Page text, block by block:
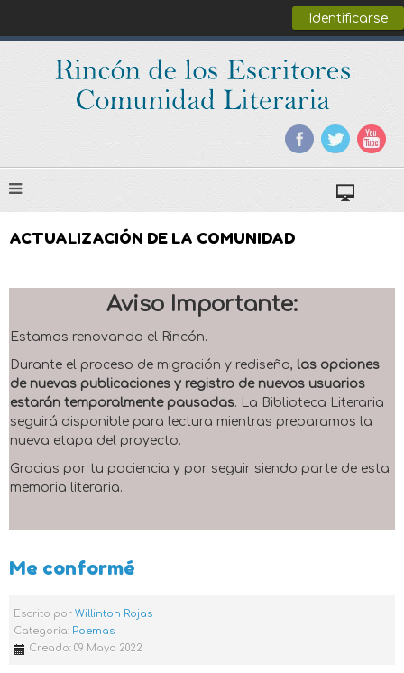
Identificarse
ACTUALIZACIÓN DE LA COMUNIDAD
Aviso Importante:
Estamos renovando el Rincón.
Durante el proceso de migración y rediseño, las opciones
de nuevas publicaciones y registro de nuevos usuarios
estarán temporalmente pausadas. La Biblioteca Literaria
seguirá disponible para lectura mientras preparamos la
nueva etapa del proyecto.
Gracias por tu paciencia y por seguir siendo parte de esta
memoria literaria.
Me conformé
Escrito por Willinton Rojas
Categoría: Poemas
Creado: 09 Mayo 2022